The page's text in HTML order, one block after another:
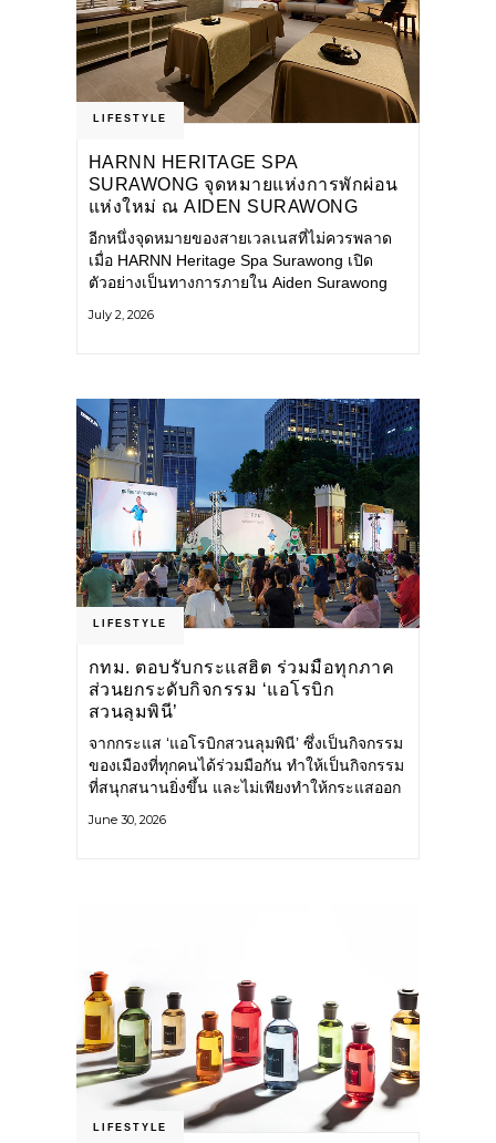
LIFESTYLE
HARNN HERITAGE SPA
SURAWONG จุดหมายแห่งการพักผ่อน
แห่งใหม่ ณ AIDEN SURAWONG
BANGKOK
อีกหนึ่งจุดหมายของสายเวลเนสที่ไม่ควรพลาด
เมื่อ HARNN Heritage Spa Surawong เปิด
ตัวอย่างเป็นทางการภายใน Aiden Surawong
ของเมืองใหญ่ มาสัมผัสประสบการณ์การพักผ่อน
July 2, 2026
LIFESTYLE
กทม. ตอบรับกระแสฮิต ร่วมมือทุกภาค
ส่วนยกระดับกิจกรรม ‘แอโรบิก
สวนลุมพินี’
จากกระแส ‘แอโรบิกสวนลุมพินี’ ซึ่งเป็นกิจกรรม
ของเมืองที่ทุกคนได้ร่วมมือกัน ทำให้เป็นกิจกรรม
ที่สนุกสนานยิ่งขึ้น และไม่เพียงทำให้กระแสออก
กระจายไปยังหลายพื้นที่ของประเทศที่อยากออก
June 30, 2026
LIFESTYLE